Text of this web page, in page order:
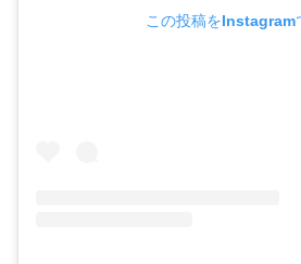
この投稿をInstagram